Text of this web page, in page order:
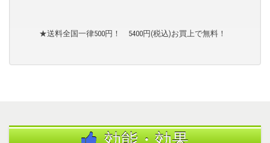
★送料全国一律500円！ 5400円(税込)お買上で無料！